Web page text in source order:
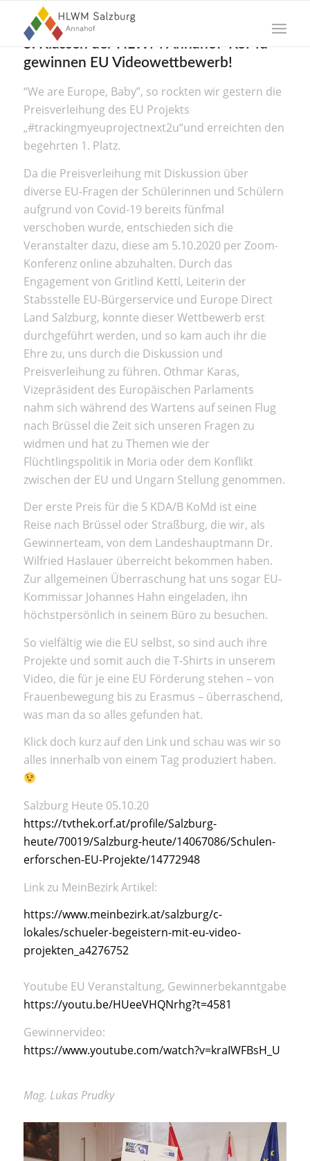
5. Klassen der HLWM Annahof KoMd
gewinnen EU Videowettbewerb!
“We are Europe, Baby”, so rockten wir gestern die
Preisverleihung des EU Projekts
„#trackingmyeuprojectnext2u“und erreichten den
begehrten 1. Platz.
Da die Preisverleihung mit Diskussion über
diverse EU-Fragen der Schülerinnen und Schülern
aufgrund von Covid-19 bereits fünfmal
verschoben wurde, entschieden sich die
Veranstalter dazu, diese am 5.10.2020 per Zoom-
Konferenz online abzuhalten. Durch das
Engagement von Gritlind Kettl, Leiterin der
Stabsstelle EU-Bürgerservice und Europe Direct
Land Salzburg, konnte dieser Wettbewerb erst
durchgeführt werden, und so kam auch ihr die
Ehre zu, uns durch die Diskussion und
Preisverleihung zu führen. Othmar Karas,
Vizepräsident des Europäischen Parlaments
nahm sich während des Wartens auf seinen Flug
nach Brüssel die Zeit sich unseren Fragen zu
widmen und hat zu Themen wie der
Flüchtlingspolitik in Moria oder dem Konflikt
zwischen der EU und Ungarn Stellung genommen.
Der erste Preis für die 5 KDA/B KoMd ist eine
Reise nach Brüssel oder Straßburg, die wir, als
Gewinnerteam, von dem Landeshauptmann Dr.
Wilfried Haslauer überreicht bekommen haben.
Zur allgemeinen Überraschung hat uns sogar EU-
Kommissar Johannes Hahn eingeladen, ihn
höchstpersönlich in seinem Büro zu besuchen.
So vielfältig wie die EU selbst, so sind auch ihre
Projekte und somit auch die T-Shirts in unserem
Video, die für je eine EU Förderung stehen – von
Frauenbewegung bis zu Erasmus – überraschend,
was man da so alles gefunden hat.
Klick doch kurz auf den Link und schau was wir so
alles innerhalb von einem Tag produziert haben.
Salzburg Heute 05.10.20
https://tvthek.orf.at/profile/Salzburg-
heute/70019/Salzburg-heute/14067086/Schulen-
erforschen-EU-Projekte/14772948
Link zu MeinBezirk Artikel:
https://www.meinbezirk.at/salzburg/c-
lokales/schueler-begeistern-mit-eu-video-
projekten_a4276752
Youtube EU Veranstaltung, Gewinnerbekanntgabe
https://youtu.be/HUeeVHQNrhg?t=4581
Gewinnervideo:
https://www.youtube.com/watch?v=kraIWFBsH_U
Mag. Lukas Prudky